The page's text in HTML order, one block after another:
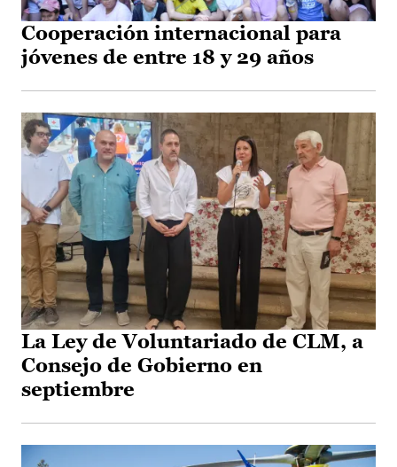
Cooperación internacional para
jóvenes de entre 18 y 29 años
La Ley de Voluntariado de CLM, a
Consejo de Gobierno en
septiembre